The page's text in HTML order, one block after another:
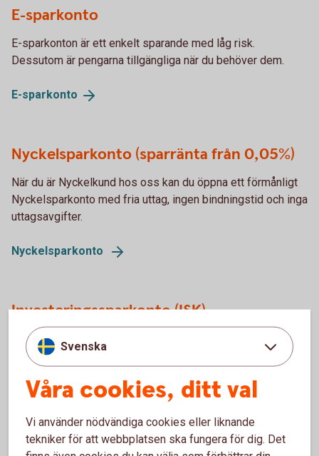
E-sparkonto
E-sparkonton är ett enkelt sparande med låg risk.
Dessutom är pengarna tillgängliga när du behöver dem.
E-sparkonto
Nyckelsparkonto (sparränta från 0,05%)
När du är Nyckelkund hos oss kan du öppna ett förmånligt
Nyckelsparkonto med fria uttag, ingen bindningstid och inga
uttagsavgifter.
Nyckelsparkonto
Investeringssparkonto (ISK)
Investeringssparkonto eller ISK gör det enklare att spara i
aktier och värdepapper utan krångel med deklaration och
Svenska
Våra cookies, ditt val
Vi använder nödvändiga cookies eller liknande
tekniker för att webbplatsen ska fungera för dig. Det